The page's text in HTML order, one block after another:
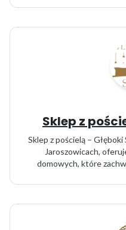
Sklep z
Sklep z pościelą –
Jaroszowicach,
domowych, które